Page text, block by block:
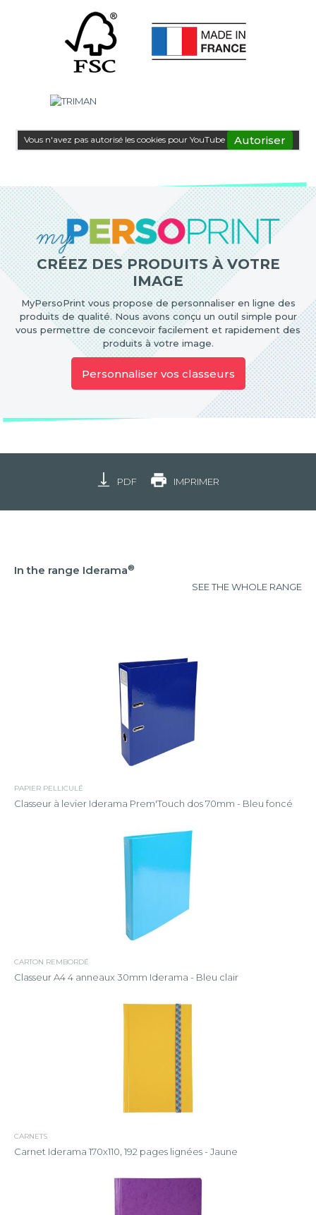
Vous n'avez pas autorisé les cookies pour YouTube Autoriser
CRÉEZ DES PRODUITS À VOTRE
IMAGE
MyPersoPrint vous propose de personnaliser en ligne des
produits de qualité. Nous avons conçu un outil simple pour
vous permettre de concevoir facilement et rapidement des
produits à votre image.
Personnaliser vos classeurs
PDF IMPRIMER
In the range Iderama®
SEE THE WHOLE RANGE
PAPIER PELLICULÉ
Classeur à levier Iderama Prem'Touch dos 70mm - Bleu foncé
CARTON REMBORDÉ
Classeur A4 4 anneaux 30mm Iderama - Bleu clair
CARNETS
Carnet Iderama 170x110, 192 pages lignées - Jaune